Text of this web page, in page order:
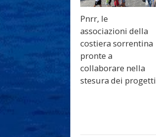
Pnrr, le
associazioni della
costiera sorrentina
pronte a
collaborare nella
stesura dei progetti